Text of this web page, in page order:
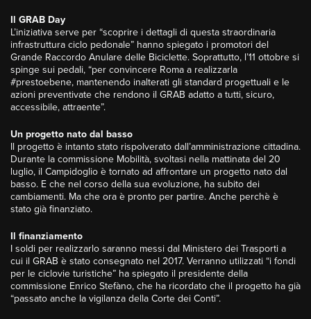
Il GRAB Day
L’iniziativa serve per “scoprire i dettagli di questa straordinaria
infrastruttura ciclo pedonale” hanno spiegato i promotori del
Grande Raccordo Anulare delle Biciclette. Soprattutto, l’11 ottobre si
spinge sui pedali, “per convincere Roma a realizzarla
#prestoebene, mantenendo inalterati gli standard progettuali e le
azioni preventivate che rendono il GRAB adatto a tutti, sicuro,
accessibile, attraente”.
Un progetto nato dal basso
Il progetto è intanto stato rispolverato dall’amministrazione cittadina.
Durante la commissione Mobilità, svoltasi nella mattinata del 20
luglio, il Campidoglio è tornato ad affrontare un progetto nato dal
basso. E che nel corso della sua evoluzione, ha subito dei
cambiamenti. Ma che ora è pronto per partire. Anche perchè è
stato già finanziato.
Il finanziamento
I soldi per realizzarlo saranno messi dal Ministero dei Trasporti a
cui il GRAB è stato consegnato nel 2017. Verranno utilizzati “i fondi
per le ciclovie turistiche” ha spiegato il presidente della
commissione Enrico Stefàno, che ha ricordato che il progetto ha già
“passato anche la vigilanza della Corte dei Conti”.